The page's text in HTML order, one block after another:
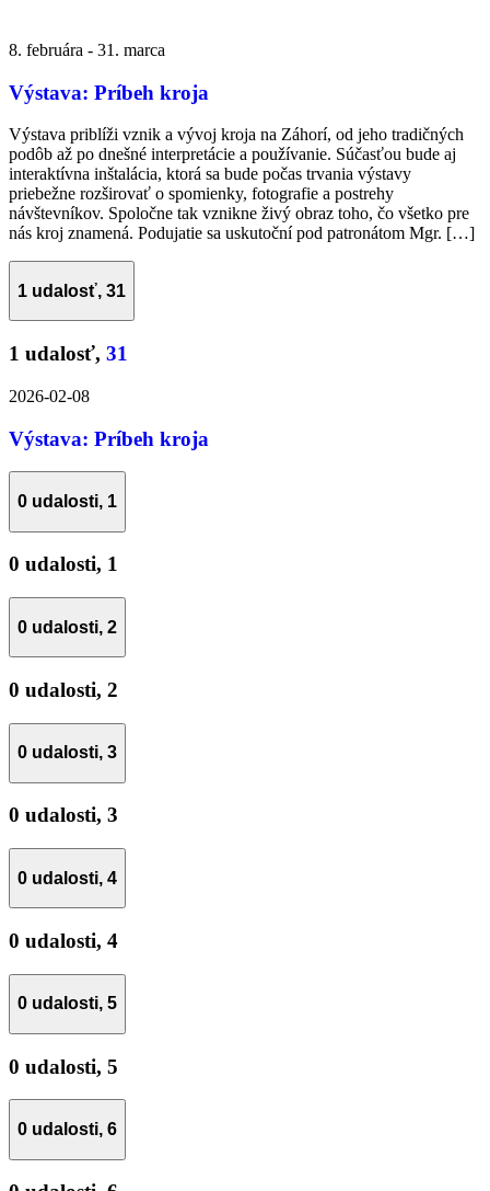
8. februára - 31. marca
Výstava: Príbeh kroja
Výstava priblíži vznik a vývoj kroja na Záhorí, od jeho tradičných
podôb až po dnešné interpretácie a používanie. Súčasťou bude aj
interaktívna inštalácia, ktorá sa bude počas trvania výstavy
priebežne rozširovať o spomienky, fotografie a postrehy
návštevníkov. Spoločne tak vznikne živý obraz toho, čo všetko pre
nás kroj znamená. Podujatie sa uskutoční pod patronátom Mgr. […]
1 udalosť, 31
1 udalosť, 31
2026-02-08
Výstava: Príbeh kroja
0 udalosti, 1
0 udalosti, 1
0 udalosti, 2
0 udalosti, 2
0 udalosti, 3
0 udalosti, 3
0 udalosti, 4
0 udalosti, 4
0 udalosti, 5
0 udalosti, 5
0 udalosti, 6